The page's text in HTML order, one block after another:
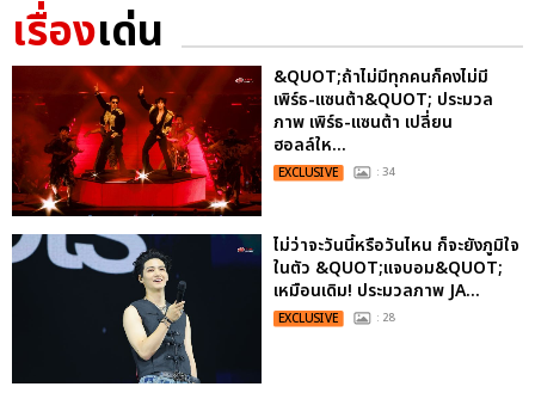
เรื่องเด่น
&QUOT;ถ้าไม่มีทุกคนก็คงไม่มี
เพิร์ธ-แซนต้า&QUOT; ประมวล
ภาพ เพิร์ธ-แซนต้า เปลี่ยน
ฮอลล์ให...
EXCLUSIVE : 34
ไม่ว่าจะวันนี้หรือวันไหน ก็จะยังภูมิใจ
ในตัว &QUOT;แจบอม&QUOT;
เหมือนเดิม! ประมวลภาพ JA...
EXCLUSIVE : 28